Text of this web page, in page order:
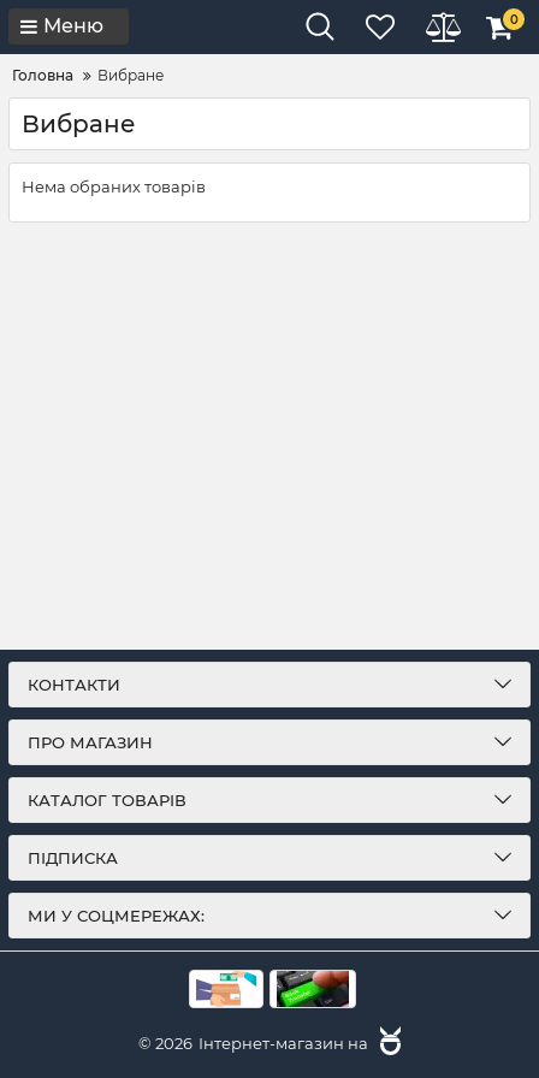
Меню 0
Головна Вибране
Вибране
Нема обраних товарів
КОНТАКТИ
ПРО МАГАЗИН
КАТАЛОГ ТОВАРІВ
ПІДПИСКА
МИ У СОЦМЕРЕЖАХ:
© 2026 Інтернет-магазин на